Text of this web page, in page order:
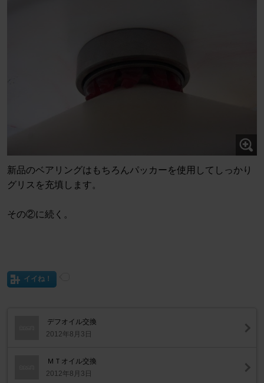
新品のベアリングはもちろんパッカーを使用してしっかり
グリスを充填します。
その②に続く。
イイね！
デフオイル交換
2012年8月3日
ＭＴオイル交換
2012年8月3日